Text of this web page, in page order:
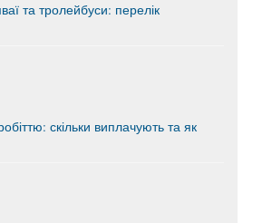
та тролейбуси: перелік
скільки виплачують та як